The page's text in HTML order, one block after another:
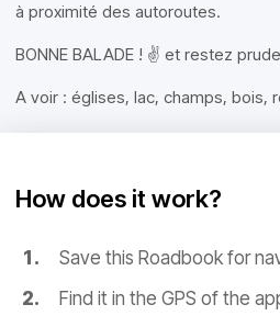
à proximité des autoroutes.
BONNE BALADE ! ✌️ et restez
A voir : églises, lac, champs, bois,
How does it work?
Save this Roadbook for
Find it in the GPS of the